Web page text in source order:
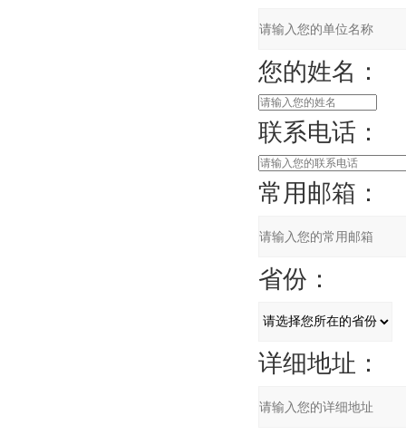
您的姓名：
联系电话：
常用邮箱：
省份：
详细地址：